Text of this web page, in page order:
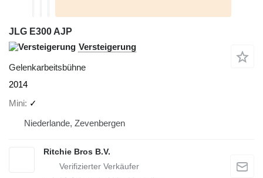
JLG E300 AJP
Versteigerung
Gelenkarbeitsbühne
2014
Mini ✓
Niederlande, Zevenbergen
Ritchie Bros B.V.